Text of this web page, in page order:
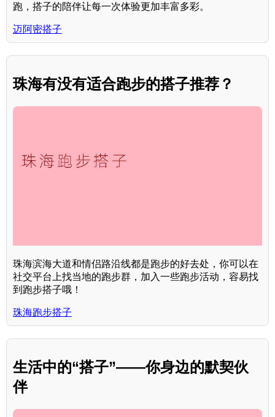
跑，搭子的陪伴让每一次体验更加丰富多彩。
迈阿密搭子
珠海有没有适合跑步的搭子推荐？
珠海滨海大道和情侣路沿线都是跑步的好去处，你可以在
社交平台上找当地的跑步群，加入一些跑步活动，容易找
到跑步搭子哦！
珠海跑步搭子
生活中的“搭子”——你身边的默契伙
伴